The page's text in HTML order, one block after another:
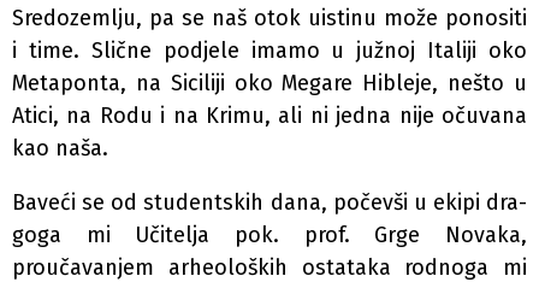
Sredozemlju, pa se naš otok uistinu može ponositi
i time. Slične podjele imamo u južnoj Italiji oko
Metaponta, na Siciliji oko Megare Hibleje, nešto u
Atici, na Rodu i na Krimu, ali ni jedna nije očuvana
kao naša.
Baveći se od studentskih dana, počevši u ekipi dra­
goga mi Učitelja pok. prof. Grge Novaka,
proučavanjem arheoloških ostataka rodnoga mi